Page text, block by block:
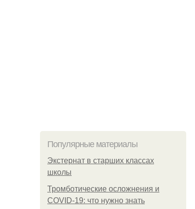
Популярные материалы
Экстернат в старших классах
школы
Тромботические осложнения и
COVID-19: что нужно знать